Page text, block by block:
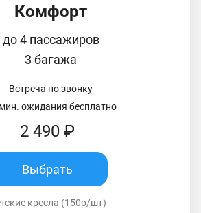
Комфорт
до 4 пассажиров
3 багажа
Встреча по звонку
ожидания бесплатно
2 490 ₽
Выбрать
кресла (150р/шт)